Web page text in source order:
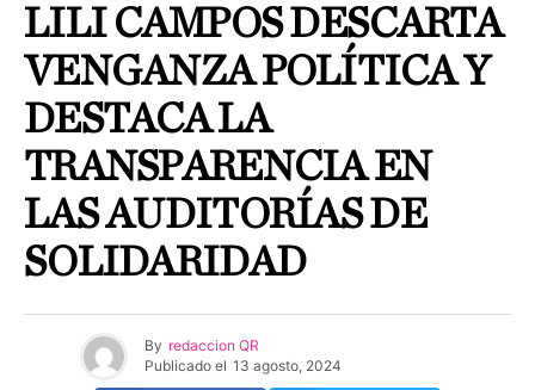
LILI CAMPOS DESCARTA
VENGANZA POLÍTICA Y
DESTACA LA
TRANSPARENCIA EN
LAS AUDITORÍAS DE
SOLIDARIDAD
By redaccion QR
Publicado el 13 agosto, 2024